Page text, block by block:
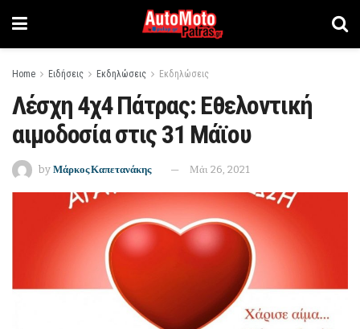
Home Ειδήσεις Εκδηλώσεις Εκδηλώσεις
Λέσχη 4χ4 Πάτρας: Εθελοντική
αιμοδοσία στις 31 Μάϊου
by Μάρκος Καπετανάκης Μάι 26, 2021